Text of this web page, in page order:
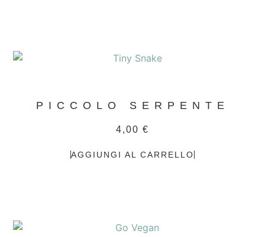
PICCOLO SERPENTE
4,00 €
AGGIUNGI AL CARRELLO